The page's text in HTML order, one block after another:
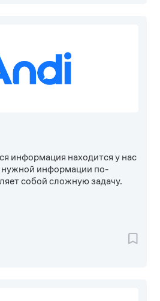
информация находится у нас
нужной информации по-
собой сложную задачу.